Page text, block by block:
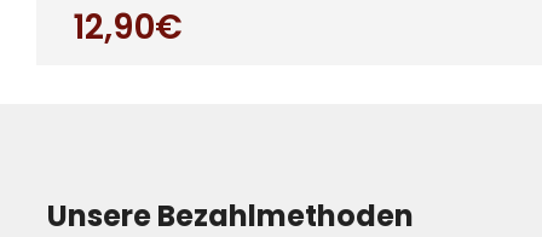
flaches (c
12,90€
Unsere Bezahlmethoden